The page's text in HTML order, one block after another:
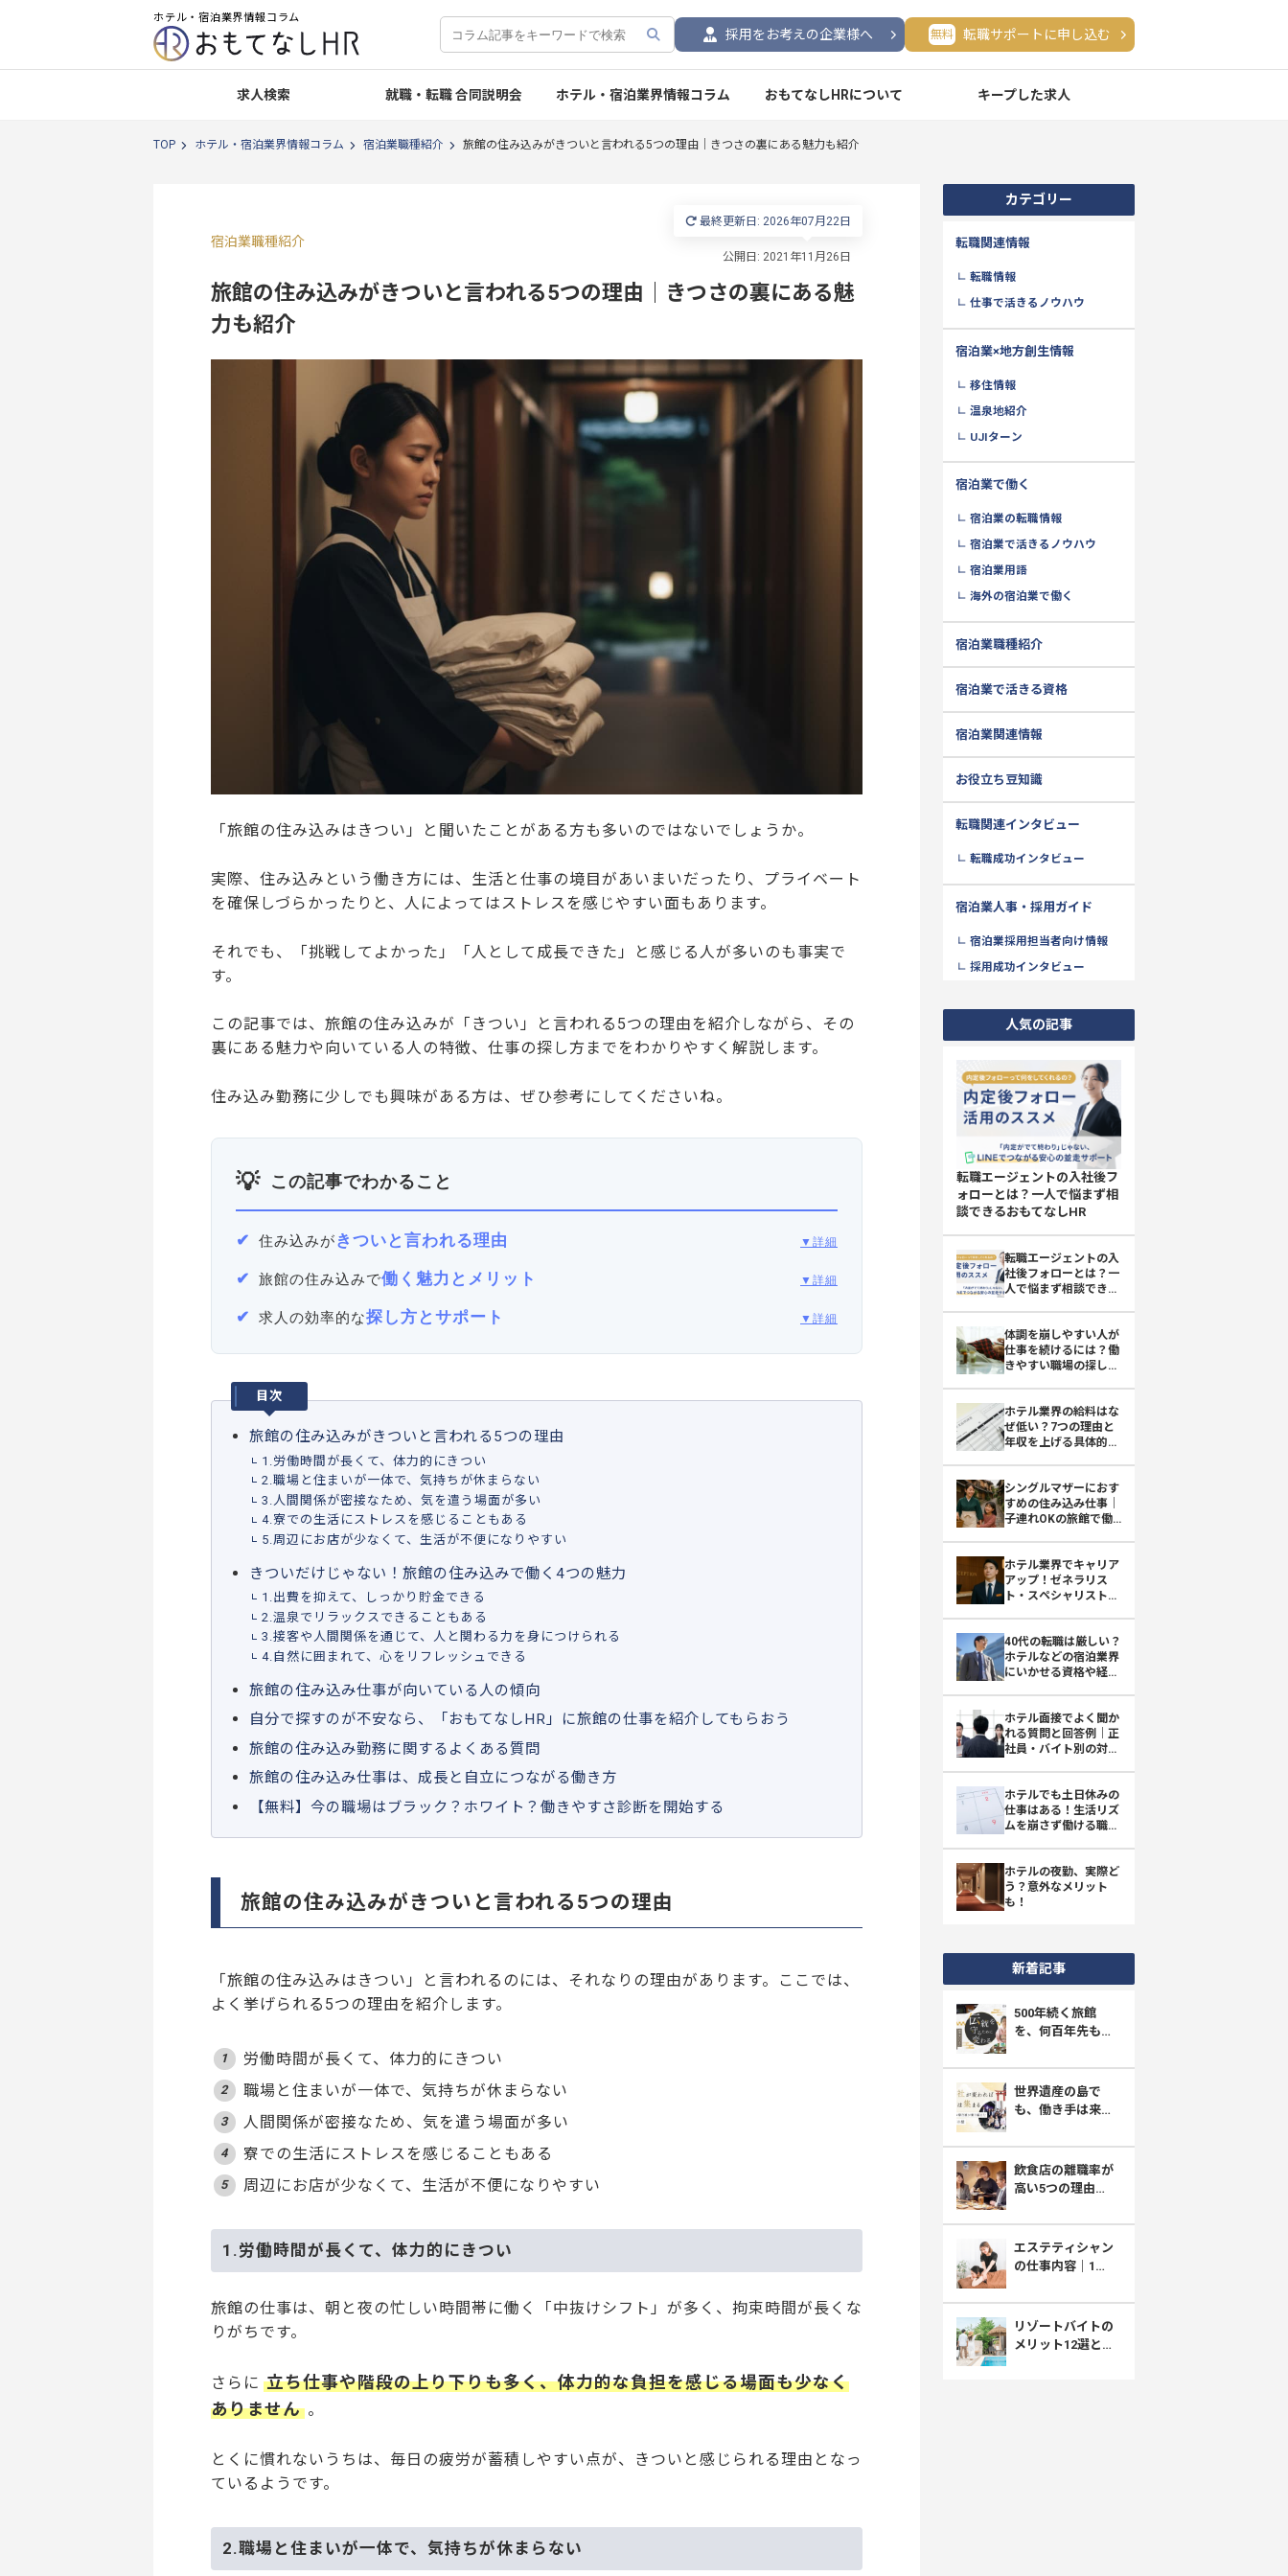
ホテル・宿泊業界情報コラム
採用をお考えの企業様へ 無料 転職サポートに申し込む
求人検索 就職・転職 合同説明会 ホテル・宿泊業界情報コラム おもてなしHRについて キープした求人
TOP ホテル・宿泊業界情報コラム 宿泊業職種紹介 旅館の住み込みがきついと言われる5つの理由｜きつさの裏にある魅力も紹介
宿泊業職種紹介
最終更新日: 2026年07月22日
旅館の住み込みがきついと言われる5つの理由｜きつさの裏にある魅
力も紹介
「旅館の住み込みはきつい」と聞いたことがある方も多いのではないでしょうか。
実際、住み込みという働き方には、生活と仕事の境目があいまいだったり、プライベート
を確保しづらかったりと、人によってはストレスを感じやすい面もあります。
それでも、「挑戦してよかった」「人として成長できた」と感じる人が多いのも事実で
す。
この記事では、旅館の住み込みが「きつい」と言われる5つの理由を紹介しながら、その
裏にある魅力や向いている人の特徴、仕事の探し方までをわかりやすく解説します。
住み込み勤務に少しでも興味がある方は、ぜひ参考にしてくださいね。
この記事でわかること
住み込みがきついと言われる理由 ▼詳細
旅館の住み込みで働く魅力とメリット ▼詳細
求人の効率的な探し方とサポート ▼詳細
目次
旅館の住み込みがきついと言われる5つの理由
1.労働時間が長くて、体力的にきつい
2.職場と住まいが一体で、気持ちが休まらない
3.人間関係が密接なため、気を遣う場面が多い
4.寮での生活にストレスを感じることもある
5.周辺にお店が少なくて、生活が不便になりやすい
きついだけじゃない！旅館の住み込みで働く4つの魅力
1.出費を抑えて、しっかり貯金できる
2.温泉でリラックスできることもある
3.接客や人間関係を通じて、人と関わる力を身につけられる
4.自然に囲まれて、心をリフレッシュできる
旅館の住み込み仕事が向いている人の傾向
自分で探すのが不安なら、「おもてなしHR」に旅館の仕事を紹介してもらおう
旅館の住み込み勤務に関するよくある質問
旅館の住み込み仕事は、成長と自立につながる働き方
【無料】今の職場はブラック？ホワイト？働きやすさ診断を開始する
旅館の住み込みがきついと言われる5つの理由
「旅館の住み込みはきつい」と言われるのには、それなりの理由があります。ここでは、
よく挙げられる5つの理由を紹介します。
労働時間が長くて、体力的にきつい
職場と住まいが一体で、気持ちが休まらない
人間関係が密接なため、気を遣う場面が多い
寮での生活にストレスを感じることもある
周辺にお店が少なくて、生活が不便になりやすい
1.労働時間が長くて、体力的にきつい
旅館の仕事は、朝と夜の忙しい時間帯に働く「中抜けシフト」が多く、拘束時間が長くな
りがちです。
さらに 立ち仕事や階段の上り下りも多く、体力的な負担を感じる場面も少なく
ありません 。
とくに慣れないうちは、毎日の疲労が蓄積しやすい点が、きついと感じられる理由となっ
ているようです。
2.職場と住まいが一体で、気持ちが休まらない
カテゴリー
転職関連情報
転職情報
仕事で活きるノウハウ
宿泊業×地方創生情報
移住情報
温泉地紹介
UJIターン
宿泊業で働く
宿泊業の転職情報
宿泊業で活きるノウハウ
宿泊業用語
海外の宿泊業で働く
宿泊業職種紹介
宿泊業で活きる資格
宿泊業関連情報
お役立ち豆知識
転職関連インタビュー
転職成功インタビュー
宿泊業人事・採用ガイド
宿泊業採用担当者向け情報
採用成功インタビュー
人気の記事
転職エージェントの入社後フ
ォローとは？一人で悩まず相
談できるおもてなしHR
転職エージェントの入
社後フォローとは？一
人で悩まず相談できる
体調を崩しやすい人が
仕事を続けるには？働
きやすい職場の探し方
ホテル業界の給料はな
ぜ低い？7つの理由と
年収を上げる具体的な
シングルマザーにおす
すめの住み込み仕事｜
子連れOKの旅館で働
ホテル業界でキャリア
アップ！ゼネラリス
ト・スペシャリストの
40代の転職は厳しい？
ホテルなどの宿泊業界
にいかせる資格や経験
ホテル面接でよく聞か
れる質問と回答例｜正
社員・バイト別の対策
ホテルでも土日休みの
仕事はある！生活リズ
ムを崩さず働ける職種
ホテルの夜勤、実際ど
う？意外なメリット
も！
新着記事
500年続く旅館
を、何百年先も守
らが挑む「採用と
育成」の新しい形
世界遺産の島で
も、働き手は来な
菊乃家が選んだ、
採用との向き合い
方
飲食店の離職率が
高い5つの理由｜
る原因と職場選び
エステティシャン
の仕事内容｜1日
面・給料まで解説
リゾートバイトの
メリット12選とデ